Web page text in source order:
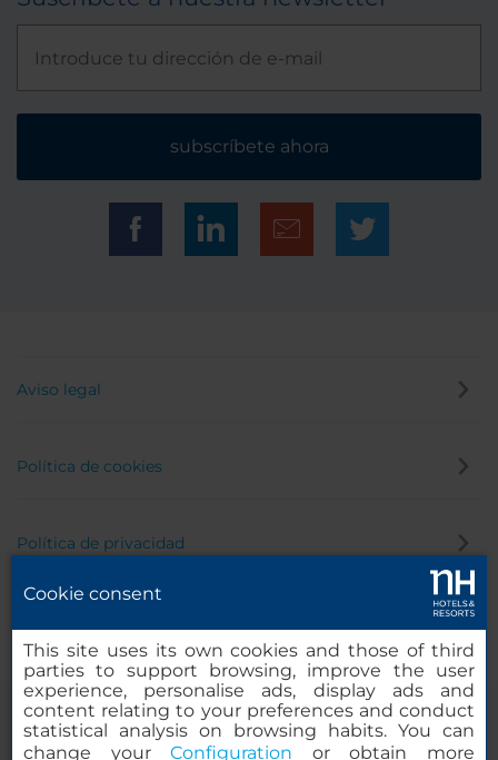
subscríbete ahora
Aviso legal
Política de cookies
Política de privacidad
Cookie consent
This site uses its own cookies and those of third
parties to support browsing, improve the user
experience, personalise ads, display ads and
content relating to your preferences and conduct
statistical analysis on browsing habits. You can
change yourConfiguration or obtain more